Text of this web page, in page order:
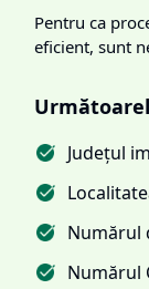
Pentru ca
eficient, sunt
Județul
Numărul
Numărul